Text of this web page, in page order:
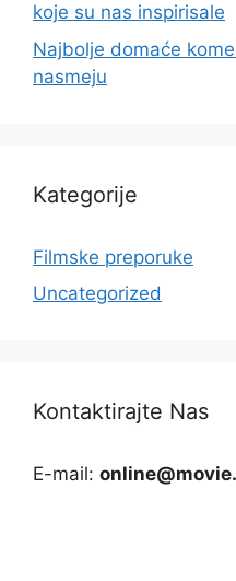
koje su nas inspirisale
Najbolje domaće
nasmeju
Kategorije
Filmske preporuke
Uncategorized
Kontaktirajte Nas
E-mail: